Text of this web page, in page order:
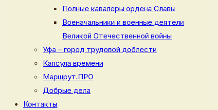
Полные кавалеры ордена Славы
Военачальники и военные деятели
Великой Отечественной войны
Уфа – город трудовой доблести
Капсула времени
Маршрут.ПРО
Добрые дела
Контакты